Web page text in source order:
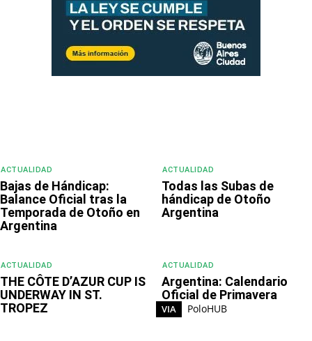
ACTUALIDAD
Bajas de Hándicap:
Balance Oficial tras la
Temporada de Otoño en
Argentina
ACTUALIDAD
Todas las Subas de
hándicap de Otoño
Argentina
ACTUALIDAD
THE CÔTE D’AZUR CUP IS
UNDERWAY IN ST.
TROPEZ
ACTUALIDAD
Argentina: Calendario
Oficial de Primavera
VIA PoloHUB